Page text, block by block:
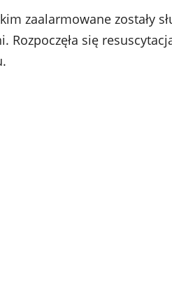
zaalarmowane zostały
się